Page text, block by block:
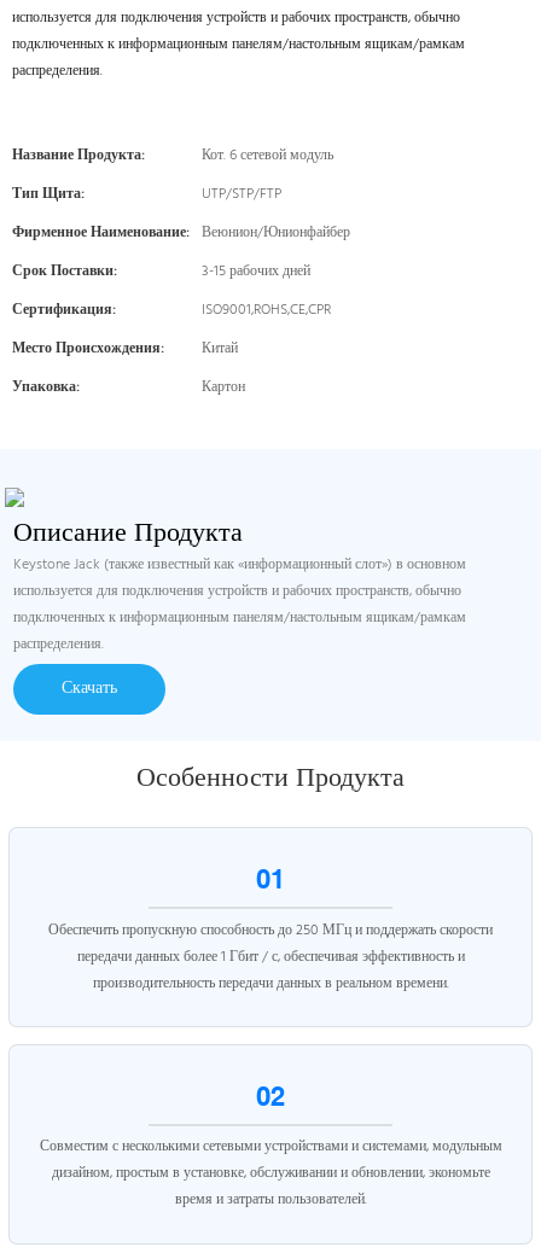
используется для подключения устройств и рабочих пространств, обычно
подключенных к информационным панелям/настольным ящикам/рамкам
распределения.
Название Продукта:
Кот. 6 сетевой модуль
Тип Щита:
UTP/STP/FTP
Фирменное Наименование: Веюнион/Юнионфайбер
Срок Поставки:
3-15 рабочих дней
Сертификация:
ISO9001,ROHS,CE,CPR
Место Происхождения:
Китай
Упаковка:
Картон
Описание Продукта
Keystone Jack (также известный как «информационный слот») в основном
используется для подключения устройств и рабочих пространств, обычно
подключенных к информационным панелям/настольным ящикам/рамкам
распределения.
Скачать
Особенности Продукта
01
Обеспечить пропускную способность до 250 МГц и поддержать скорости
передачи данных более 1 Гбит / с, обеспечивая эффективность и
производительность передачи данных в реальном времени.
02
Совместим с несколькими сетевыми устройствами и системами, модульным
дизайном, простым в установке, обслуживании и обновлении, экономьте
время и затраты пользователей.